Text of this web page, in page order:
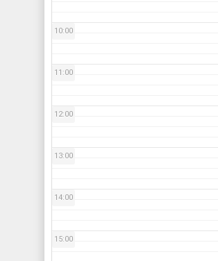
10:00
11:00
12:00
13:00
14:00
15:00